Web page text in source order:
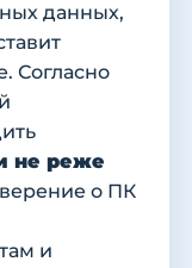
данных,
Согласно
не реже
о ПК
и